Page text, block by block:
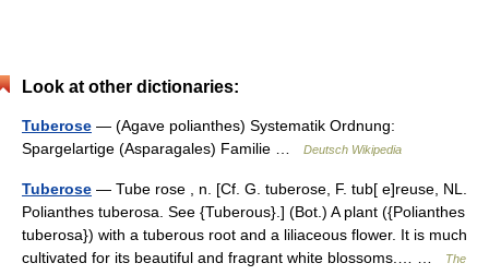
Look at other dictionaries:
Tuberose — (Agave polianthes) Systematik Ordnung:
Spargelartige (Asparagales) Familie …
Deutsch Wikipedia
Tuberose — Tube rose , n. [Cf. G. tuberose, F. tub[ e]reuse, NL.
Polianthes tuberosa. See {Tuberous}.] (Bot.) A plant ({Polianthes
tuberosa}) with a tuberous root and a liliaceous flower. It is much
cultivated for its beautiful and fragrant white blossoms.… …
The